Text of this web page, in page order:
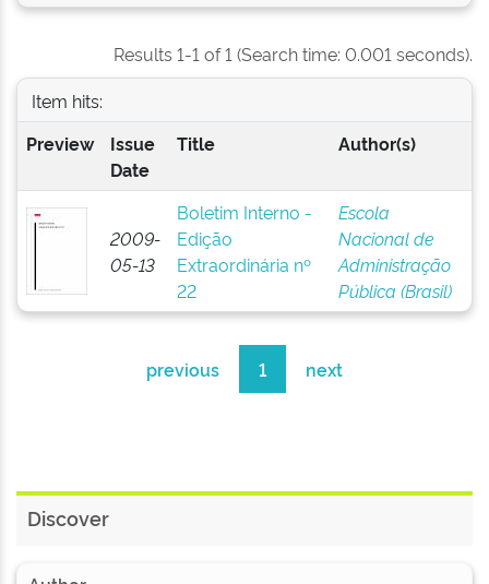
Results 1-1 of 1 (Search time: 0.001 seconds).
Item hits:
Preview
Issue
Date
Title Author(s)
2009-
05-13
Boletim Interno -
Edição
Extraordinária nº
22
Escola
Nacional de
Administração
Pública (Brasil)
previous 1 next
Discover